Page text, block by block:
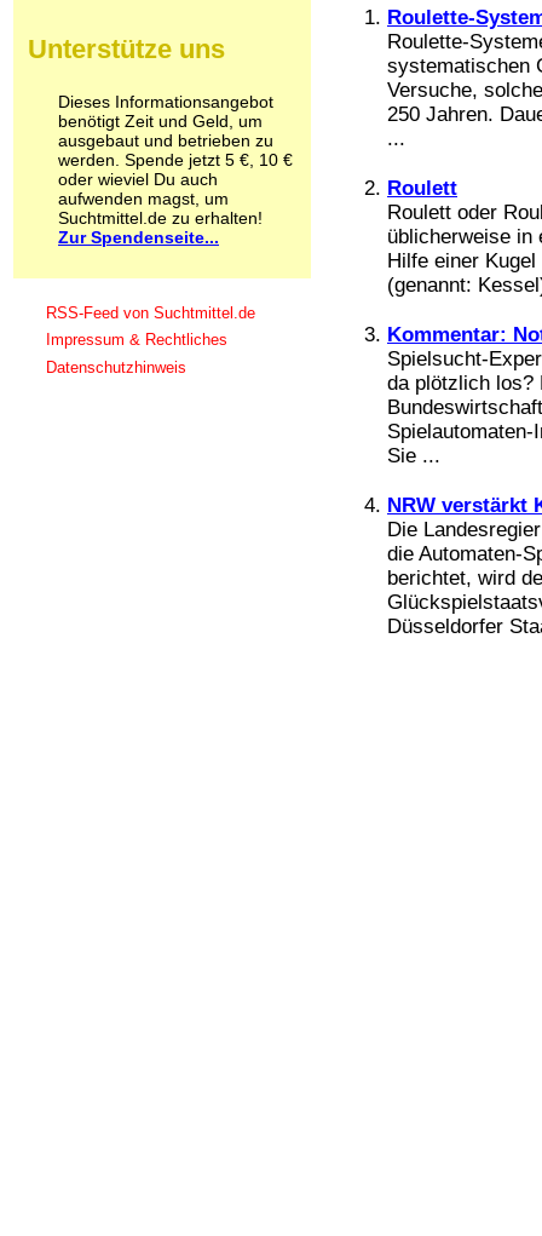
Roulette-
Roulette-
systematischen
Versuche,
250 Jahren.
...
Roulett
Roulett oder
üblicherweise in
Hilfe einer
(genannt:
Kommentar:
Spielsucht-
da plötzlich los?
Sie ...
NRW verstärkt
Die
die Automaten-
berichtet, wird
Düsseldorfer
Pilze
Psychopharmaka
Schlafmittel
Schmerzmittel
Schnüffelstoffe
Spice
Sucht / Süchte
Alkoholsucht
Co-Abhängigkeit
Computersucht
Ess-Brechsucht
Essstörungen
Fernsehsucht
Unterstütze uns
Dieses Informationsangebot
benötigt Zeit und Geld, um
ausgebaut und betrieben zu
werden. Spende jetzt 5 €, 10 €
oder wieviel Du auch
aufwenden magst, um
Suchtmittel.de zu erhalten!
Zur Spendenseite...
RSS-Feed von Suchtmittel.de
Impressum & Rechtliches
Datenschutzhinweis